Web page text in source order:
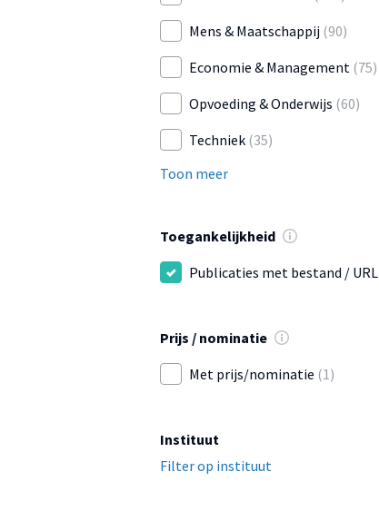
Mens & Maatschappij (90)
Economie & Management (75)
Opvoeding & Onderwijs (60)
Techniek (35)
Toon meer
Toegankelijkheid
Publicaties met bestand / URL
Prijs / nominatie
Met prijs/nominatie (1)
Instituut
Filter op instituut